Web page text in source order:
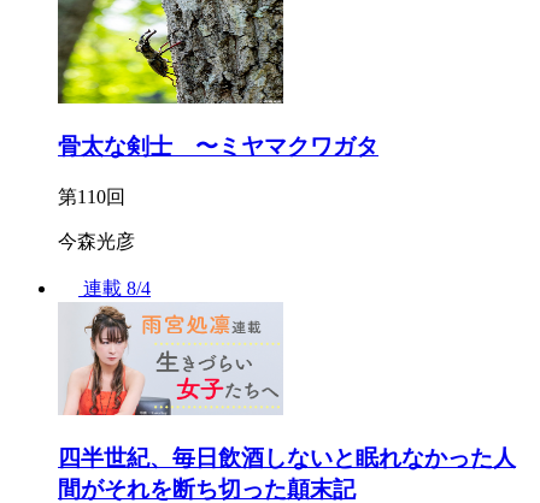
骨太な剣士 〜ミヤマクワガタ
第110回
今森光彦
連載 8/4
四半世紀、毎日飲酒しないと眠れなかった人
間がそれを断ち切った顛末記